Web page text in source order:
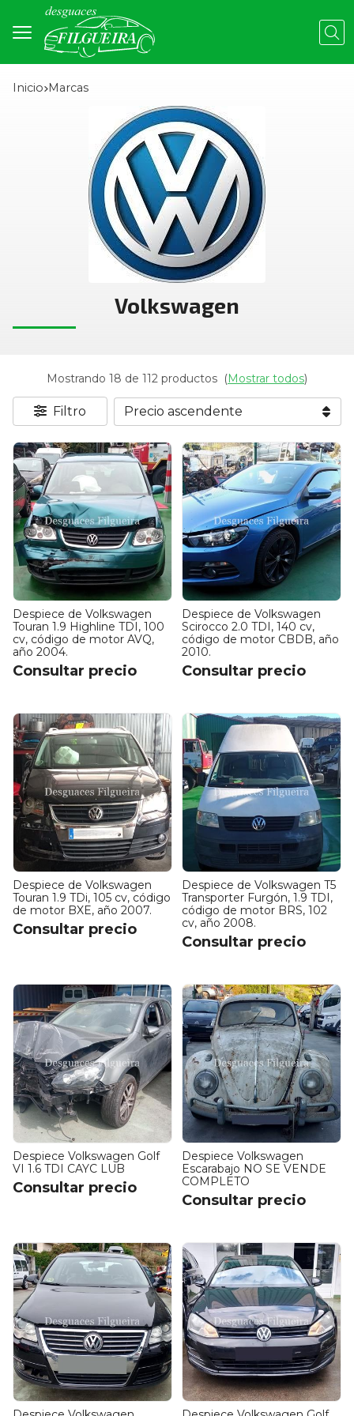
Inicio marcas
Volkswagen
Mostrando 18 de 112 productos (Mostrar todos)
Filtro
Despiece de Volkswagen
Touran 1.9 Highline TDI, 100
cv, código de motor AVQ,
año 2004.
Consultar precio
Despiece de Volkswagen
Scirocco 2.0 TDI, 140 cv,
código de motor CBDB, año
2010.
Consultar precio
Despiece de Volkswagen
Touran 1.9 TDi, 105 cv, código
de motor BXE, año 2007.
Consultar precio
Despiece de Volkswagen T5
Transporter Furgón, 1.9 TDI,
código de motor BRS, 102
cv, año 2008.
Consultar precio
Despiece Volkswagen Golf
VI 1.6 TDI CAYC LUB
Consultar precio
Despiece Volkswagen
Escarabajo NO SE VENDE
COMPLETO
Consultar precio